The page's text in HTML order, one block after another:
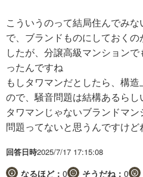
こういうのって結局住んでみ
で、ブランドものにしておく
したが、分譲高級マンション
ったんですね
もしタワマンだとしたら、構
ので、騒音問題は結構あるらし
タワマンじゃないブランドマ
問題ってないと思うんですけど
回答日時2025/7/17 17:15:08
なるほど： 0 そうだね： 0